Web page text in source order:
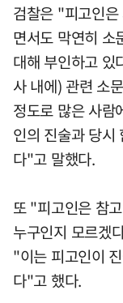
검찰은 "피고인
면서도 막연히 소
대해 부인하고
사 내에) 관련 소
정도로 많은 사람
인의 진술과 당시
다"고 말했다.
또 "피고인은 참
누구인지 모르겠
"이는 피고인이
다"고 했다.